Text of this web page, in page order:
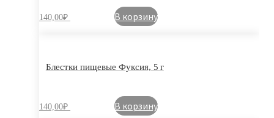
140,00₽ В корзину
Блестки пищевые Фуксия, 5 г
140,00₽ В корзину